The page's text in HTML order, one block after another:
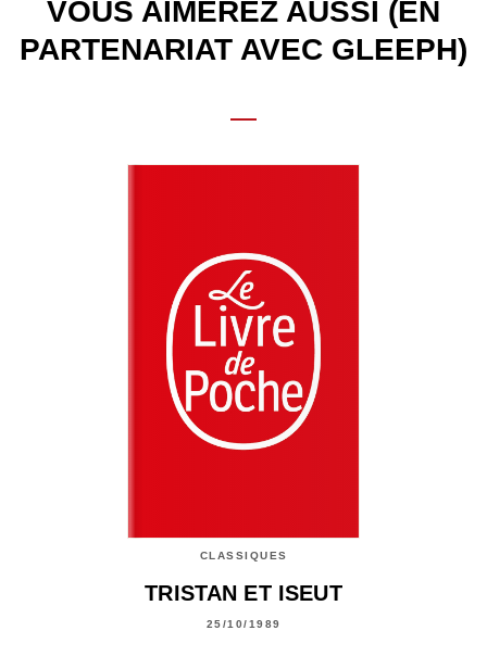
VOUS AIMEREZ AUSSI (EN
PARTENARIAT AVEC GLEEPH)
CLASSIQUES
TRISTAN ET ISEUT
25/10/1989